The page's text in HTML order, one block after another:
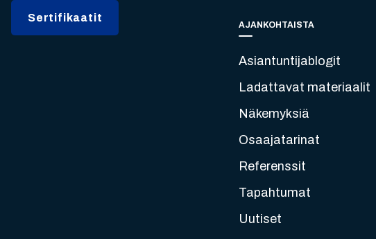
Sertifikaatit
AJANKOHTAISTA
Asiantuntijablogit
Ladattavat materiaalit
Näkemyksiä
Osaajatarinat
Referenssit
Tapahtumat
Uutiset